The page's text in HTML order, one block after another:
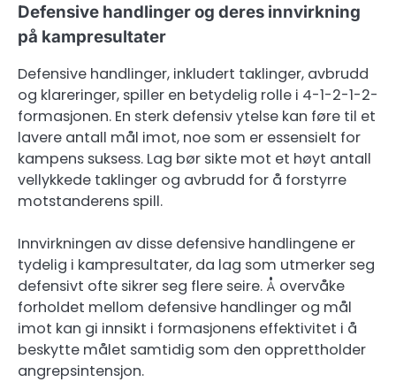
Defensive handlinger og deres innvirkning
på kampresultater
Defensive handlinger, inkludert taklinger, avbrudd
og klareringer, spiller en betydelig rolle i 4-1-2-1-2-
formasjonen. En sterk defensiv ytelse kan føre til et
lavere antall mål imot, noe som er essensielt for
kampens suksess. Lag bør sikte mot et høyt antall
vellykkede taklinger og avbrudd for å forstyrre
motstanderens spill.
Innvirkningen av disse defensive handlingene er
tydelig i kampresultater, da lag som utmerker seg
defensivt ofte sikrer seg flere seire. Å overvåke
forholdet mellom defensive handlinger og mål
imot kan gi innsikt i formasjonens effektivitet i å
beskytte målet samtidig som den opprettholder
angrepsintensjon.